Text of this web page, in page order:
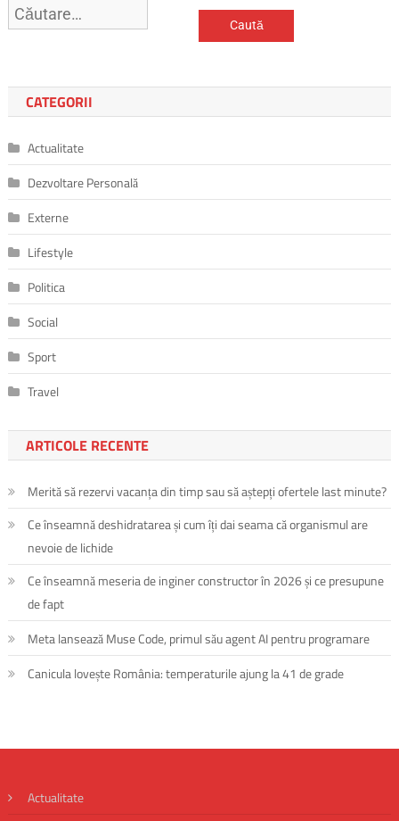
Caută
după:
CATEGORII
Actualitate
Dezvoltare Personală
Externe
Lifestyle
Politica
Social
Sport
Travel
ARTICOLE RECENTE
Merită să rezervi vacanța din timp sau să aștepți ofertele last minute?
Ce înseamnă deshidratarea și cum îți dai seama că organismul are
nevoie de lichide
Ce înseamnă meseria de inginer constructor în 2026 și ce presupune
de fapt
Meta lansează Muse Code, primul său agent AI pentru programare
Canicula lovește România: temperaturile ajung la 41 de grade
Actualitate